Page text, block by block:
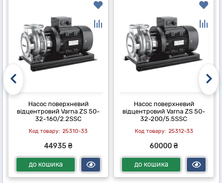
Насос поверхневий
відцентровий Varna ZS 50-
32-160/2.2SSC
25310-33
44935 ₴
до кошика
Насос поверхневий
відцентровий Varna ZS 50-
32-200/5.5SSC
25312-33
60000 ₴
до кошика